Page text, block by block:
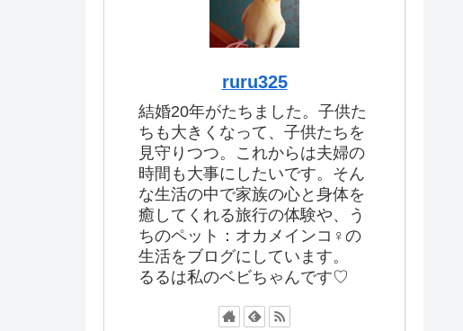
ruru325
結婚20年がたちました。子供た
ちも大きくなって、子供たちを
見守りつつ。これからは夫婦の
時間も大事にしたいです。そん
な生活の中で家族の心と身体を
癒してくれる旅行の体験や、う
ちのペット：オカメインコ♀の
生活をブログにしています。
るるは私のベビちゃんです♡